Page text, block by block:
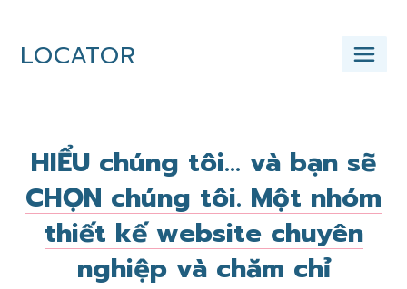
LOCATOR Menu
HIỂU chúng tôi... và bạn sẽ
CHỌN chúng tôi. Một nhóm
thiết kế website chuyên
nghiệp và chăm chỉ